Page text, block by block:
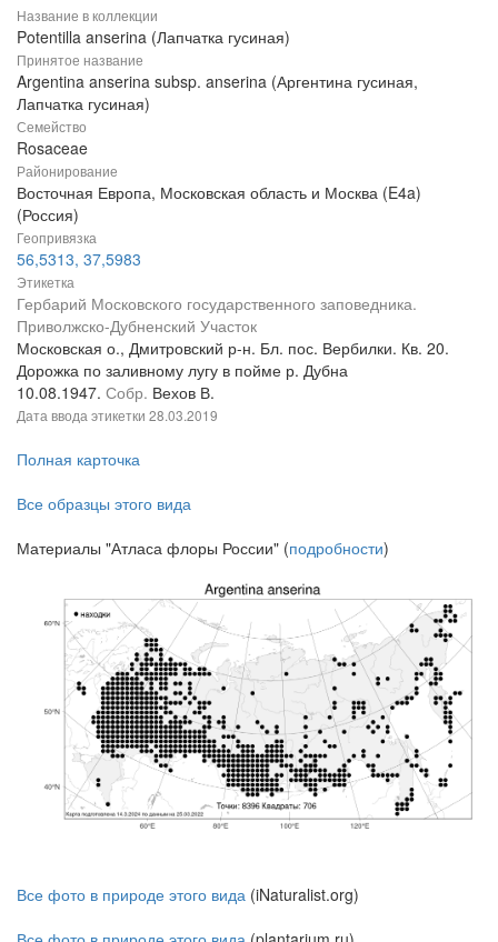
Название в коллекции
Potentilla anserina (Лапчатка гусиная)
Принятое название
Argentina anserina subsp. anserina (Аргентина гусиная,
Лапчатка гусиная)
Семейство
Rosaceae
Районирование
Восточная Европа, Московская область и Москва (E4a)
(Россия)
Геопривязка
56,5313, 37,5983
Этикетка
Гербарий Московского государственного заповедника.
Приволжско-Дубненский Участок
Московская о., Дмитровский р-н. Бл. пос. Вербилки. Кв. 20.
Дорожка по заливному лугу в пойме р. Дубна
10.08.1947. Собр. Вехов В.
Дата ввода этикетки 28.03.2019
Полная карточка
Все образцы этого вида
Материалы "Атласа флоры России" (подробности)
Все фото в природе этого вида (iNaturalist.org)